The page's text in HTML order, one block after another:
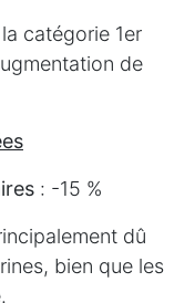
catégorie 1er
de
: -15 %
dû
bien que les